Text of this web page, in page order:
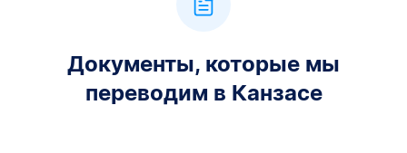
Документы, которые мы
переводим в Канзасе